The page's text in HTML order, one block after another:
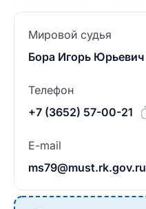
Мировой судья
Бора Игорь Юрьевич
Телефон
+7 (3652) 57-00-21
E-mail
ms79@must.rk.gov.ru